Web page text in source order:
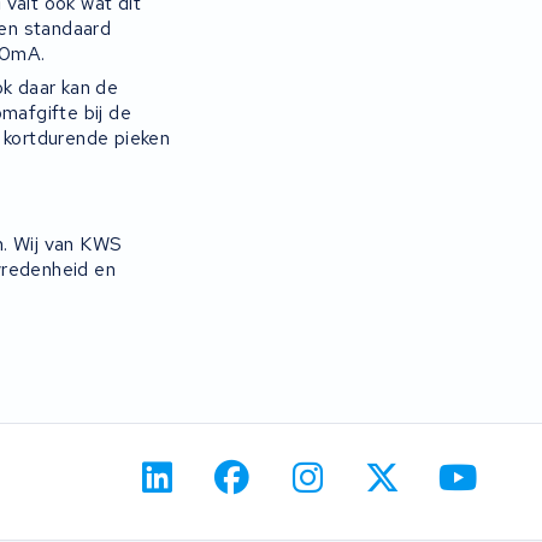
standaard
daar kan de
bij de
pieken
Wij van KWS
en